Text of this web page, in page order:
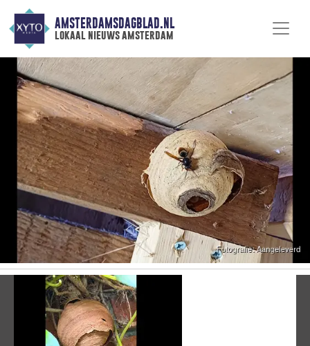
AMSTERDAMSDAGBLAD.NL
lokaal nieuws amsterdam